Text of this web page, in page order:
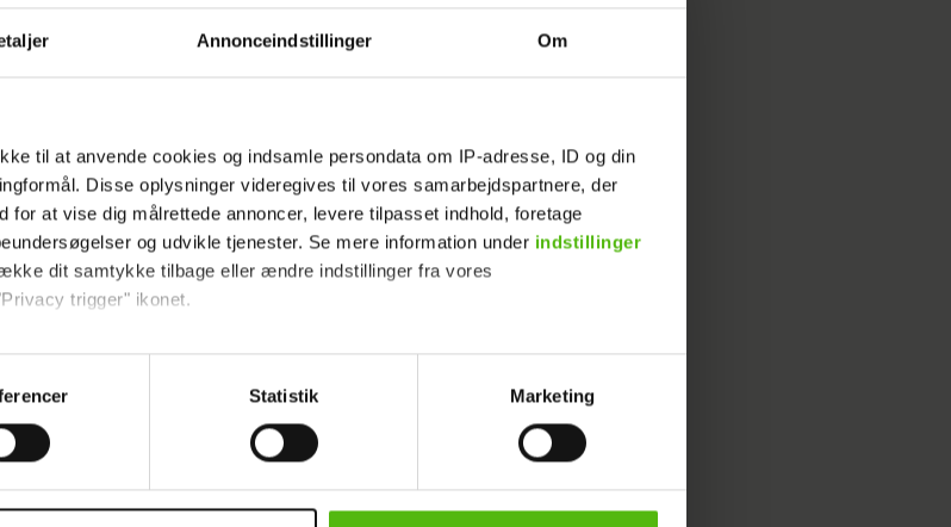
Annonceindstillinger Om
til at anvende cookies og indsamle persondata om IP-adresse, ID og din
Disse oplysninger videregives til vores samarbejdspartnere, der
for at vise dig målrettede annoncer, levere tilpasset indhold, foretage
og udvikle tjenester. Se mere information under indstillinger
dit samtykke tilbage eller ændre indstillinger fra vores
trigger" ikonet.
data for at kunne levere og finansiere relevant journalistisk indhold til dig.
til at at optimere dit besøg på vores hjemmeside. Vi indsamler data
Statistik Marketing
sige ja til hinanden til sommer.